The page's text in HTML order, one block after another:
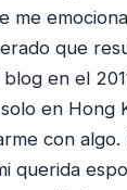
me
que
en el
en Hong
con algo.
querida